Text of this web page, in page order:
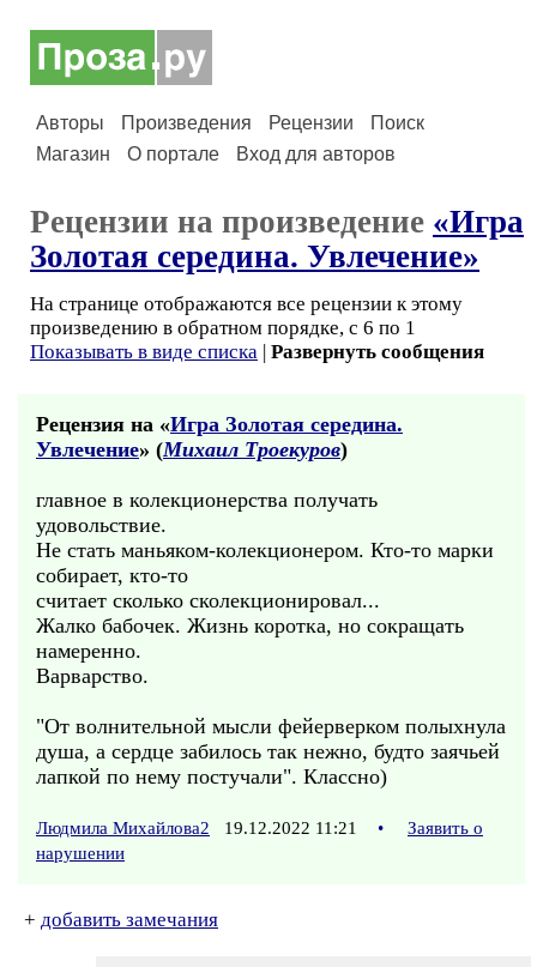
Авторы Произведения Рецензии
Поиск
Магазин
О портале Вход для авторов
Рецензии на произведение «Игра
Золотая середина. Увлечение»
На странице отображаются все рецензии к этому
произведению в обратном порядке, с 6 по 1
Показывать в виде списка | Развернуть сообщения
Рецензия на «Игра Золотая середина.
Увлечение» (Михаил Троекуров)
главное в колекционерства получать
удовольствие.
Не стать маньяком-колекционером. Кто-то марки
собирает, кто-то
считает сколько сколекционировал...
Жалко бабочек. Жизнь коротка, но сокращать
намеренно.
Варварство.
"От волнительной мысли фейерверком полыхнула
душа, а сердце забилось так нежно, будто заячьей
лапкой по нему постучали". Классно)
Людмила Михайлова2 19.12.2022 11:21 •
Заявить о
нарушении
+ добавить замечания